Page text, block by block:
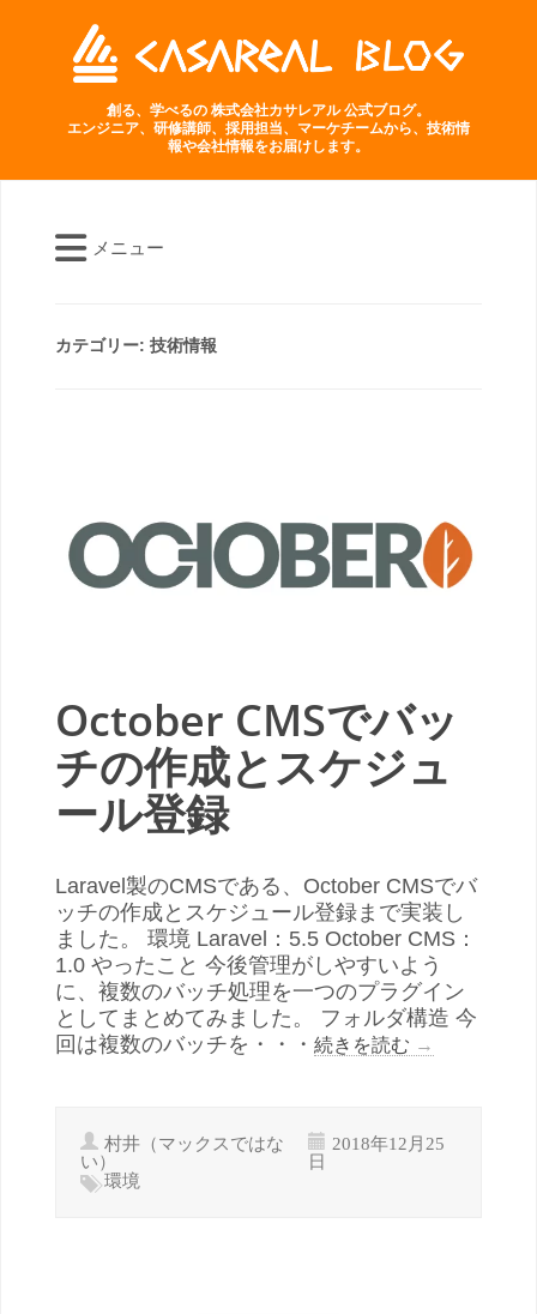
創る、学べるの 株式会社カサレアル 公式ブログ。
エンジニア、研修講師、採用担当、マーケチームから、技術情
報や会社情報をお届けします。
メニュー
カテゴリー: 技術情報
October CMSでバッ
チの作成とスケジュ
ール登録
Laravel製のCMSである、October CMSでバ
ッチの作成とスケジュール登録まで実装し
ました。 環境 Laravel：5.5 October CMS：
1.0 やったこと 今後管理がしやすいよう
に、複数のバッチ処理を一つのプラグイン
としてまとめてみました。 フォルダ構造 今
回は複数のバッチを・・・ 続きを読む →
村井（マックスではな
い）
2018年12月25
日
環境